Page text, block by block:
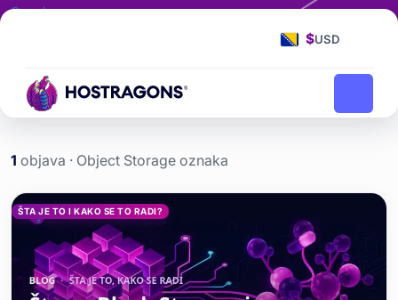
$USD
Oznaka
Početna stranica blog Object Storage
1 objava · Object Storage oznaka
Object Storage etiketi
ŠTA JE TO I KAKO SE TO RADI?